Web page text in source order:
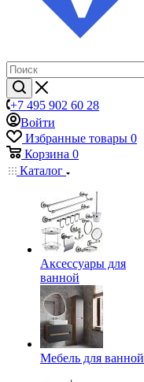
+7 495 902 60 28
Войти
Избранные товары 0
Корзина 0
Каталог
Аксессуары для
ванной
Мебель для ванной